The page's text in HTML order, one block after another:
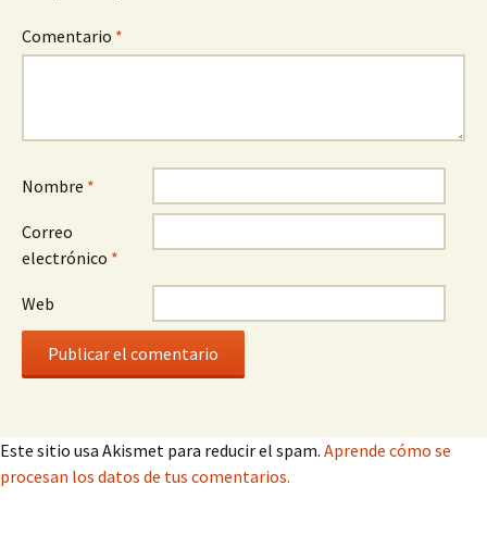
Comentario *
Nombre *
Correo
electrónico *
Web
Este sitio usa Akismet para reducir el spam. Aprende cómo se
procesan los datos de tus comentarios.